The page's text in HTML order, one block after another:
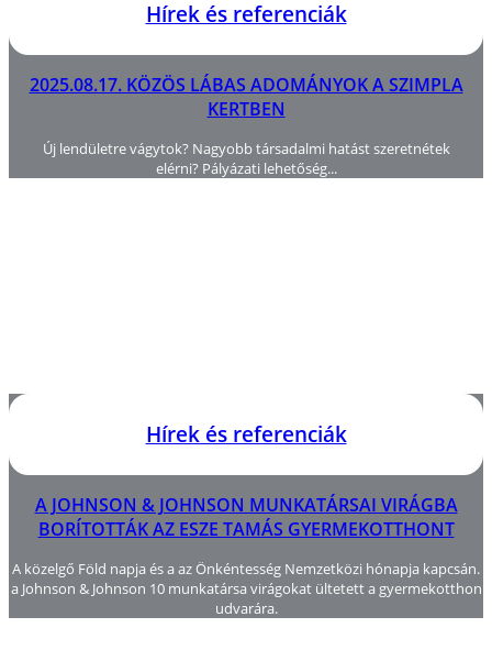
Hírek és referenciák
2025.08.17. KÖZÖS LÁBAS ADOMÁNYOK A SZIMPLA
KERTBEN
Új lendületre vágytok? Nagyobb társadalmi hatást szeretnétek
elérni? Pályázati lehetőség...
Hírek és referenciák
A JOHNSON & JOHNSON MUNKATÁRSAI VIRÁGBA
BORÍTOTTÁK AZ ESZE TAMÁS GYERMEKOTTHONT
A közelgő Föld napja és a az Önkéntesség Nemzetközi hónapja kapcsán.
a Johnson & Johnson 10 munkatársa virágokat ültetett a gyermekotthon
udvarára.